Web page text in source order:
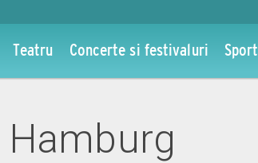
Teatru Concerte si festivaluri Sport
Hamburg